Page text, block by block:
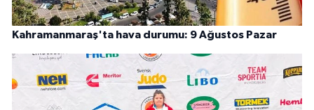
Kahramanmaraş'ta hava durumu: 9 Ağustos Pazar